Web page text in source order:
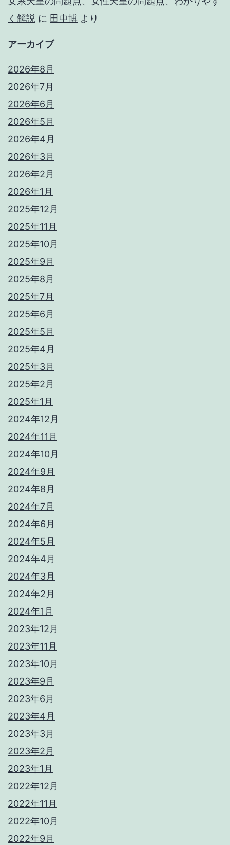
く解説 に 田中博 より
アーカイブ
2026年8月
2026年7月
2026年6月
2026年5月
2026年4月
2026年3月
2026年2月
2026年1月
2025年12月
2025年11月
2025年10月
2025年9月
2025年8月
2025年7月
2025年6月
2025年5月
2025年4月
2025年3月
2025年2月
2025年1月
2024年12月
2024年11月
2024年10月
2024年9月
2024年8月
2024年7月
2024年6月
2024年5月
2024年4月
2024年3月
2024年2月
2024年1月
2023年12月
2023年11月
2023年10月
2023年9月
2023年6月
2023年4月
2023年3月
2023年2月
2023年1月
2022年12月
2022年11月
2022年10月
2022年9月